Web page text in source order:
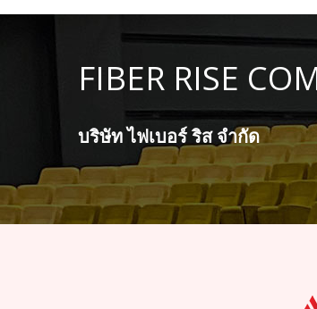
FIBER RISE
บริษัท ไฟเบอร์ ริส จำกัด